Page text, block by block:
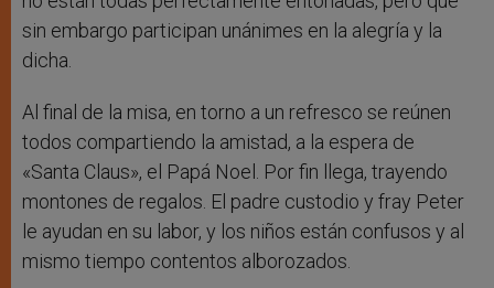
sin embargo participan unánimes en la alegría y la
dicha.
Al final de la misa, en torno a un refresco se reúnen
todos compartiendo la amistad, a la espera de
«Santa Claus», el Papá Noel. Por fin llega, trayendo
montones de regalos. El padre custodio y fray Peter
le ayudan en su labor, y los niños están confusos y al
mismo tiempo contentos alborozados.